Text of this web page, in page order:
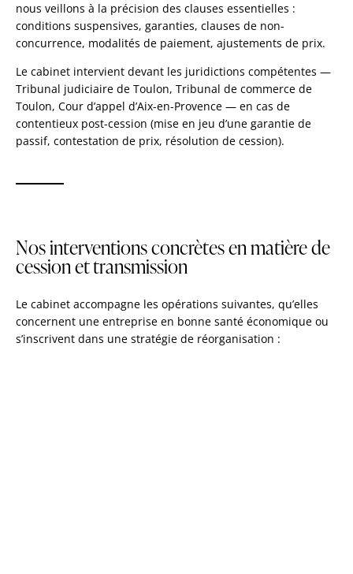
nous veillons à la précision des clauses essentielles :
conditions suspensives, garanties, clauses de non-
concurrence, modalités de paiement, ajustements de prix.
Le cabinet intervient devant les juridictions compétentes —
Tribunal judiciaire de Toulon, Tribunal de commerce de
Toulon, Cour d’appel d’Aix-en-Provence — en cas de
contentieux post-cession (mise en jeu d’une garantie de
passif, contestation de prix, résolution de cession).
Nos interventions concrètes en matière de
cession et transmission
Le cabinet accompagne les opérations suivantes, qu’elles
concernent une entreprise en bonne santé économique ou
s’inscrivent dans une stratégie de réorganisation :